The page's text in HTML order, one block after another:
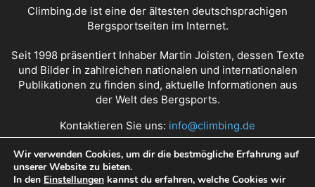
Climbing.de ist eine der ältesten deutschsprachigen
Bergsportseiten im Internet.
Seit 1998 präsentiert Inhaber Martin Joisten, dessen Texte
und Bilder in zahlreichen nationalen und internationalen
Publikationen zu finden sind, aktuelle Informationen aus
der Welt des Bergsports.
Kontaktieren Sie uns: info@climbing.de
Über Climbing.de RSS Feed Mediadaten
Wir verwenden Cookies, um dir die bestmögliche Erfahrung auf
unserer Website zu bieten.
In den Einstellungen kannst du erfahren, welche Cookies wir